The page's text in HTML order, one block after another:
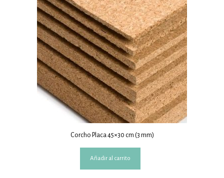
Corcho Placa 45×30 cm (3 mm)
Añadir al carrito